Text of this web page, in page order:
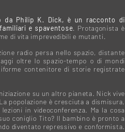
da Philip K. Dick, è un racconto di
e spaventose. Protagonista è
di vita imprevedibili e mutanti.
radio persa nello spazio, distante
oltre lo spazio-tempo o di mondi
contenitore di storie registrate
su un altro pianeta. Nick vive
popolazione è cresciuta a dismisura,
in videoconferenza. Ma la cosa
coniglio Tito? Il bambino è pronto a
diventato repressivo e conformista.